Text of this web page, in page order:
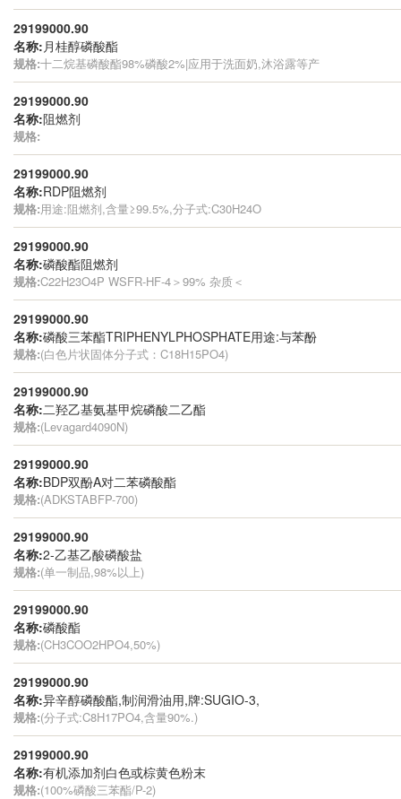
29199000.90
名称: 月桂醇磷酸酯
规格:十二烷基磷酸酯98%磷酸2%|应用于洗面奶,沐浴露等产
29199000.90
名称:阻燃剂
规格:
29199000.90
名称:RDP阻燃剂
规格:用途:阻燃剂,含量≥99.5%,分子式:C30H24O
29199000.90
名称:磷酸酯阻燃剂
规格:C22H23O4P WSFR-HF-4＞99% 杂质＜
29199000.90
名称:磷酸三苯酯TRIPHENYLPHOSPHATE用途:与苯酚
规格:(白色片状固体分子式：C18H15PO4)
29199000.90
名称:二羟乙基氨基甲烷磷酸二乙酯
规格:(Levagard4090N)
29199000.90
名称:BDP双酚A对二苯磷酸酯
规格:(ADKSTABFP-700)
29199000.90
名称:2-乙基乙酸磷酸盐
规格:(单一制品,98%以上)
29199000.90
名称:磷酸酯
规格:(CH3COO2HPO4,50%)
29199000.90
名称:异辛醇磷酸酯,制润滑油用,牌:SUGIO-3,
规格:(分子式:C8H17PO4,含量90%.)
29199000.90
名称:有机添加剂白色或棕黄色粉末
规格:(100%磷酸三苯酯/P-2)